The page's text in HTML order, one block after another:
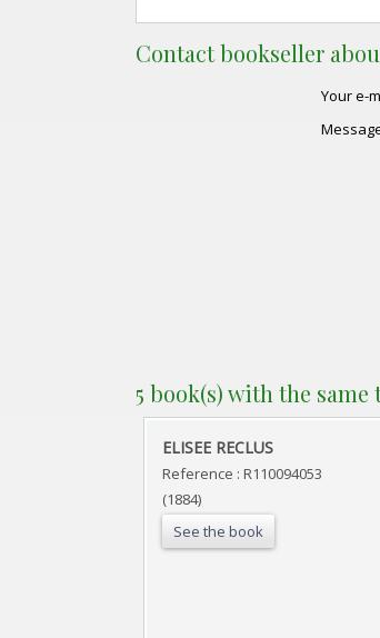
Contact bookseller
Your e-
5 book(s) with the same
‎ELISEE RECLUS‎
Reference : R110094053
(1884)
See the book